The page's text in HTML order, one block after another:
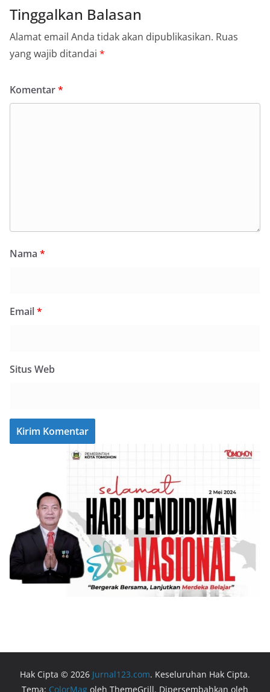
Tinggalkan Balasan
Alamat email Anda tidak akan dipublikasikan. Ruas
yang wajib ditandai *
Komentar*
Nama *
Email*
Situs Web
Hak Cipta © 2026 Jurnal123.com. Keseluruhan Hak Cipta.
Tema: ColorMag oleh ThemeGrill. Dipersembahkan oleh